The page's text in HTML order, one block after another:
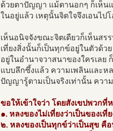
ด้วยตาปัญญา แม้ตานอกๆ ก็เห็นแ
ในอยู่แล้ว เหตุนั้นจิตใจจึงเอนไ
เห็นอนิจจังขณะจิตเดียวก็เห็นสร
เที่ยงสิ่งนั้นก็เป็นทุกข์อยู่ในตัวด้ว
อยู่ในอำนาจวาสนาของใครเลย
แบบลึกซึ้งแล้ว ความเพลินและห
ปัญญารู้ตามเป็นจริงเท่านั้น ควา
ขอให้เข้าใจว่า โดยสังเขปพวก
๑. หลงของไม่เที่ยงว่าเป็นของเ
๒. หลงของเป็นทุกข์ว่าเป็นสุข คื